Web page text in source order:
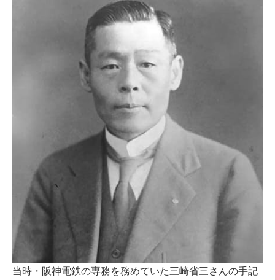
当時・阪神電鉄の専務を務めていた三崎省三さんの手記